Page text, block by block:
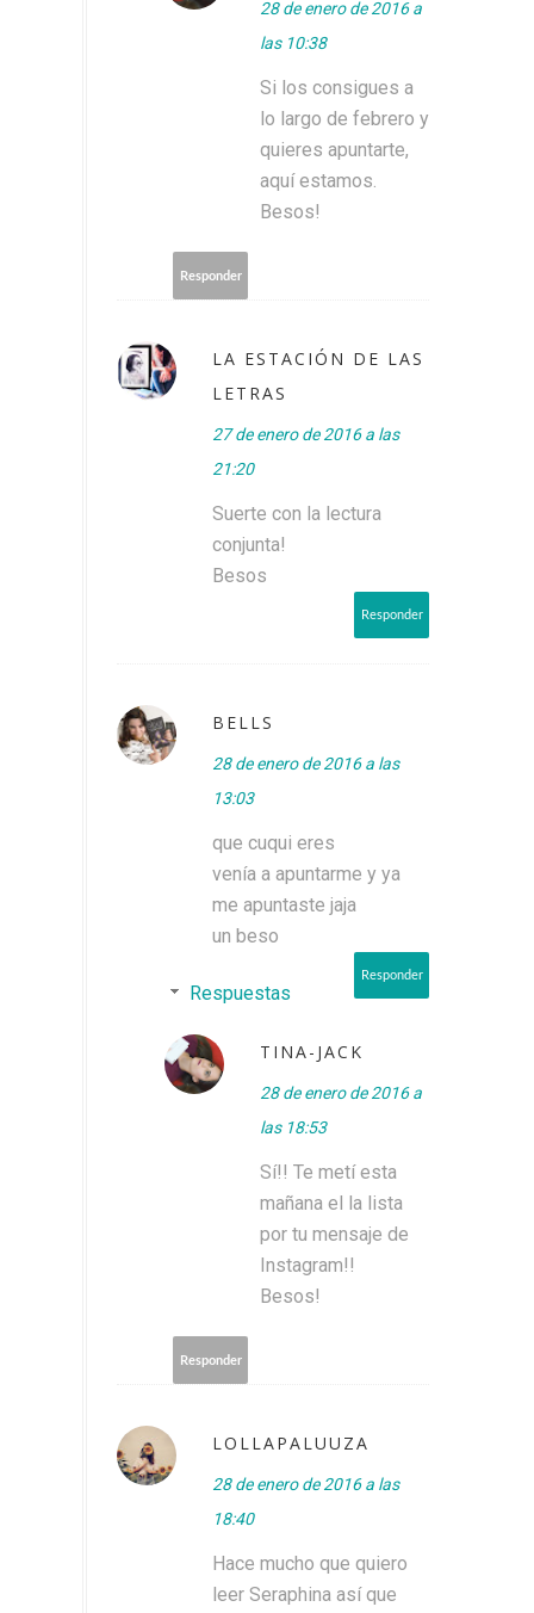
28 de enero de 2016 a
las 10:38
Si los consigues a
lo largo de febrero y
quieres apuntarte,
aquí estamos.
Besos!
Responder
LA ESTACIÓN DE LAS
LETRAS
27 de enero de 2016 a las
21:20
Suerte con la lectura
conjunta!
Besos
Responder
BELLS
28 de enero de 2016 a las
13:03
que cuqui eres
venía a apuntarme y ya
me apuntaste jaja
un beso
Responder
Respuestas
TINA-JACK
28 de enero de 2016 a
las 18:53
Sí!! Te metí esta
mañana el la lista
por tu mensaje de
Instagram!!
Besos!
Responder
LOLLAPALUUZA
28 de enero de 2016 a las
18:40
Hace mucho que quiero
leer Seraphina así que